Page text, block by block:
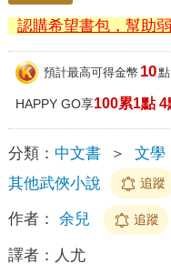
認購希望書包，幫助
預計最高可得金幣 10點
HAPPY GO享100累1點 4
分類： 中文書 ＞ 文學
其他武俠小說
追蹤
作者： 余兒 追蹤
譯者： 人尤